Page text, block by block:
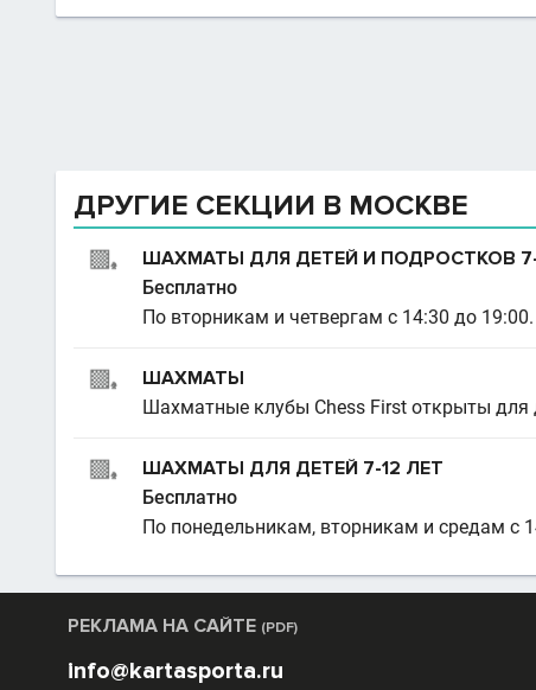
ДРУГИЕ СЕКЦИИ В МОСКВЕ
ШАХМАТЫ ДЛЯ ДЕТЕЙ И ПОДРОСТКОВ
Бесплатно
По вторникам и четвергам с 14:30 до 19:00.
ШАХМАТЫ
Шахматные клубы Chess First открыты для
ШАХМАТЫ ДЛЯ ДЕТЕЙ 7-12 ЛЕТ
Бесплатно
По понедельникам, вторникам и средам с
РЕКЛАМА НА САЙТЕ (PDF)
info@kartasporta.ru